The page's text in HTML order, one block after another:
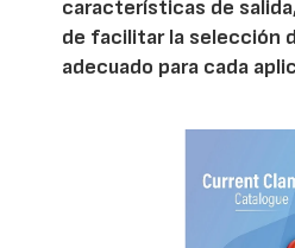
características de
de facilitar la selección
adecuado para cada